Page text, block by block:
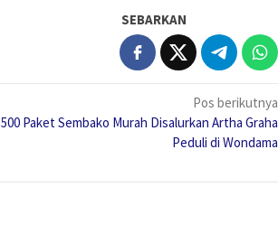
SEBARKAN
Pos berikutnya
500 Paket Sembako Murah Disalurkan Artha Graha
Peduli di Wondama